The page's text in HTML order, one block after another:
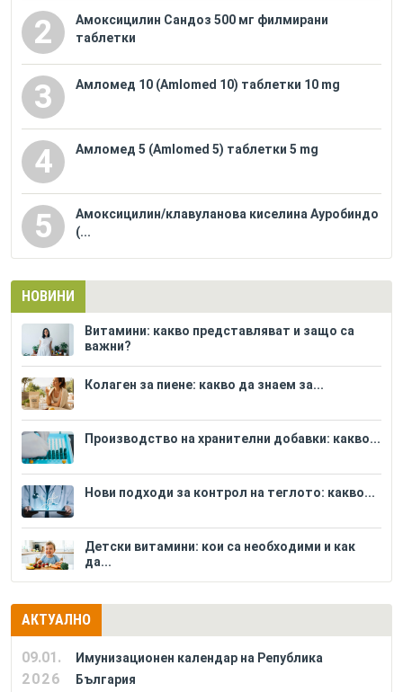
2
Амоксицилин Сандоз 500 мг филмирани
таблетки
3 Амломед 10 (Amlomed 10) таблетки 10 mg
4 Амломед 5 (Amlomed 5) таблетки 5 mg
5
Амоксицилин/клавуланова киселина Ауробиндо
(...
НОВИНИ
Витамини: какво представляват и защо са
важни?
Колаген за пиене: какво да знаем за...
Производство на хранителни добавки: какво...
Нови подходи за контрол на теглото: какво...
Детски витамини: кои са необходими и как
да...
АКТУАЛНО
09.01.
2026
Имунизационен календар на Република
България